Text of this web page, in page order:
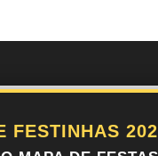
FESTINHAS